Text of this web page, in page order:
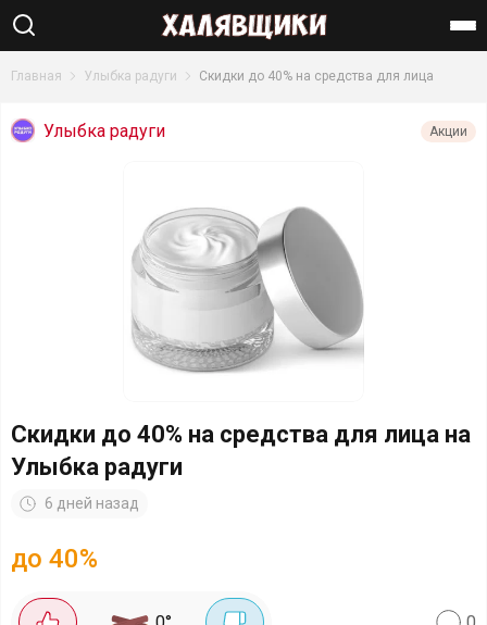
Найти
Главная Улыбка радуги Скидки до 40% на средства для лица
Улыбка радуги Акции
Скидки до 40% на средства для лица на
Улыбка радуги
6 дней назад
до 40%